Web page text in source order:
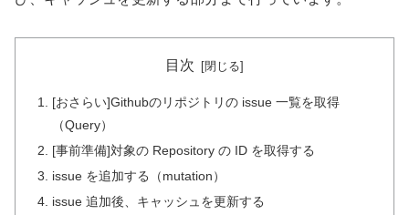
目次
[おさらい]Githubのリポジトリの issue 一覧を取得
（Query）
[事前準備]対象の Repository の ID を取得する
issue を追加する（mutation）
issue 追加後、キャッシュを更新する